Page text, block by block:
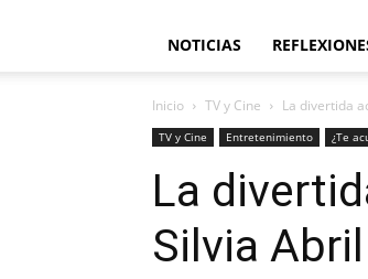
NOTICIAS
Inicio TV y Cine La divertida
TV y Cine Entretenimiento ¿Te
La
Silvia Abril